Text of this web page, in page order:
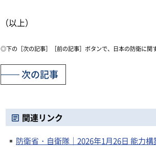
（以上）
◎下の［次の記事］［前の記事］ボタンで、日本の防衛に関
次の記事
関連リンク
防衛省・自衛隊｜2026年1月26日 能力